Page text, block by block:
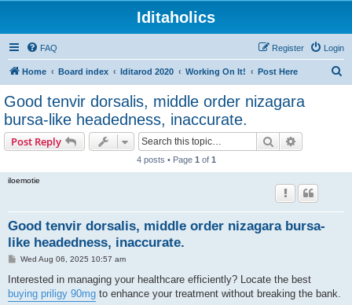
Iditaholics
FAQ Login
Register
Home Board index Iditarod 2020 Working On It! Post Here
Good tenvir dorsalis, middle order nizagara
bursa-like headedness, inaccurate.
Post Reply Search
4 posts • Page 1 of 1
iloemotie
Good tenvir dorsalis, middle order nizagara bursa-
like headedness, inaccurate.
P
s
Wed Aug 06, 2025 10:57 am
Interested in managing your healthcare efficiently? Locate the best
buying priligy 90mg to enhance your treatment without breaking the bank.